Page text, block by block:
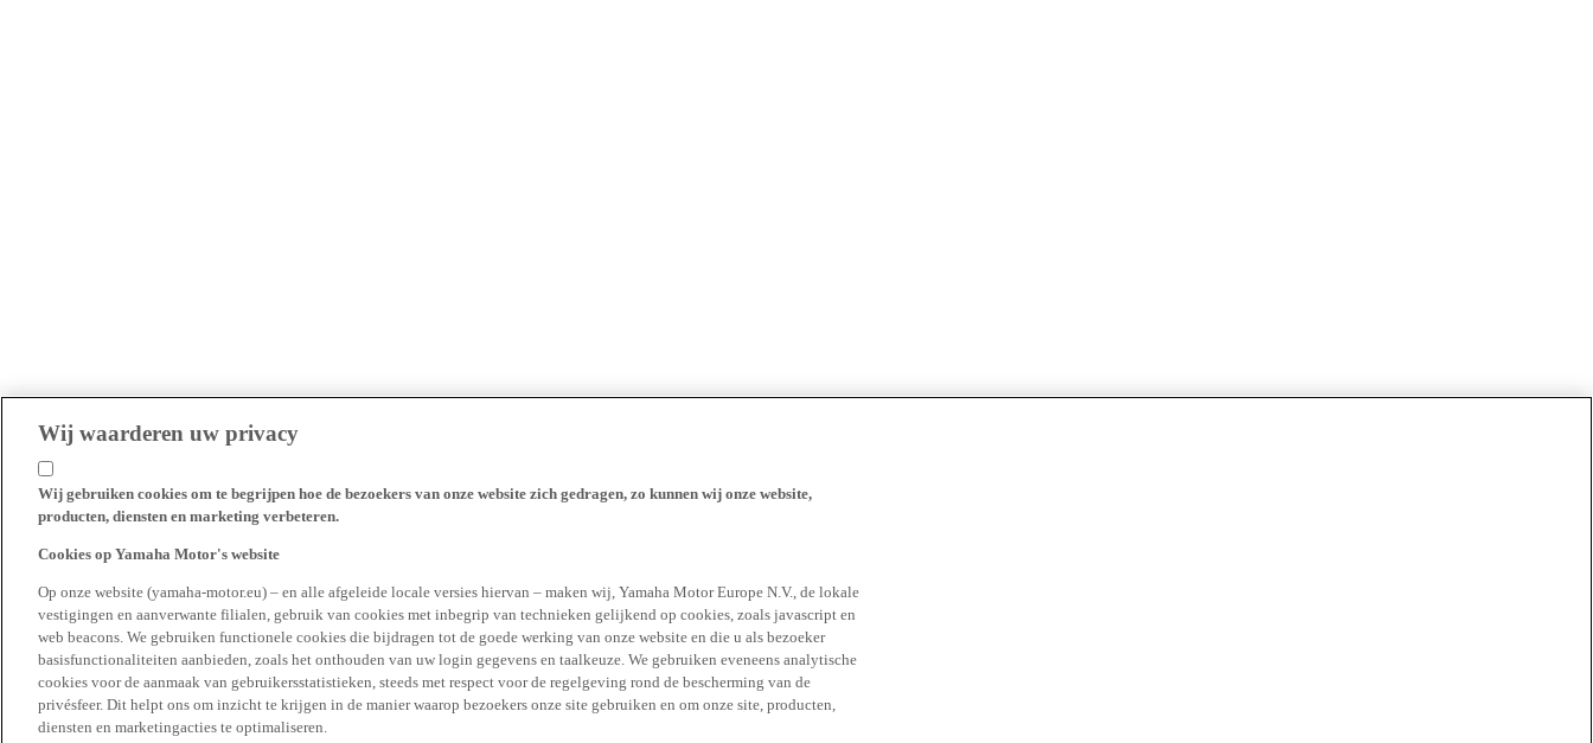
Wij waarderen uw privacy
Wij gebruiken cookies om te begrijpen hoe de bezoekers van onze website zich gedragen, zo kunnen wij onze website,
producten, diensten en marketing verbeteren.
Cookies op Yamaha Motor's website
Op onze website (yamaha-motor.eu) – en alle afgeleide locale versies hiervan – maken wij, Yamaha Motor Europe N.V., de lokale
vestigingen en aanverwante filialen, gebruik van cookies met inbegrip van technieken gelijkend op cookies, zoals javascript en
web beacons. We gebruiken functionele cookies die bijdragen tot de goede werking van onze website en die u als bezoeker
basisfunctionaliteiten aanbieden, zoals het onthouden van uw login gegevens en taalkeuze. We gebruiken eveneens analytische
cookies voor de aanmaak van gebruikersstatistieken, steeds met respect voor de regelgeving rond de bescherming van de
privésfeer. Dit helpt ons om inzicht te krijgen in de manier waarop bezoekers onze site gebruiken en om onze site, producten,
diensten en marketingacties te optimaliseren.